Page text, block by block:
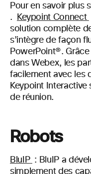
Pour en savoir plus
.
Keypoint Connect
solution complète
s’intègre de façon
PowerPoint®.
dans Webex, les
facilement avec les
Keypoint Interactive
de réunion.
Robots
BluIP : BluIP a
simplement des